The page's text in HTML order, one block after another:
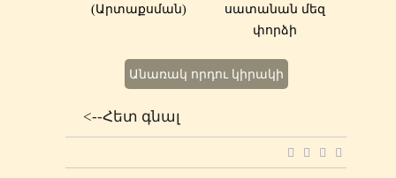
(Արտաքսման)
սատանան մեզ
փորձի
Անառակ որդու կիրակի
<--Հետ գնալ